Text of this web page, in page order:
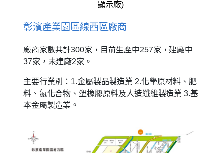
顯示廠)
彰濱產業園區線西區廠商
廠商家數共計300家，目前生產中257家，建廠中
37家，未建廠2家。
主要行業別：1.金屬製品製造業 2.化學原材料、肥
料、氮化合物、塑橡膠原料及人造纖維製造業 3.基
本金屬製造業。